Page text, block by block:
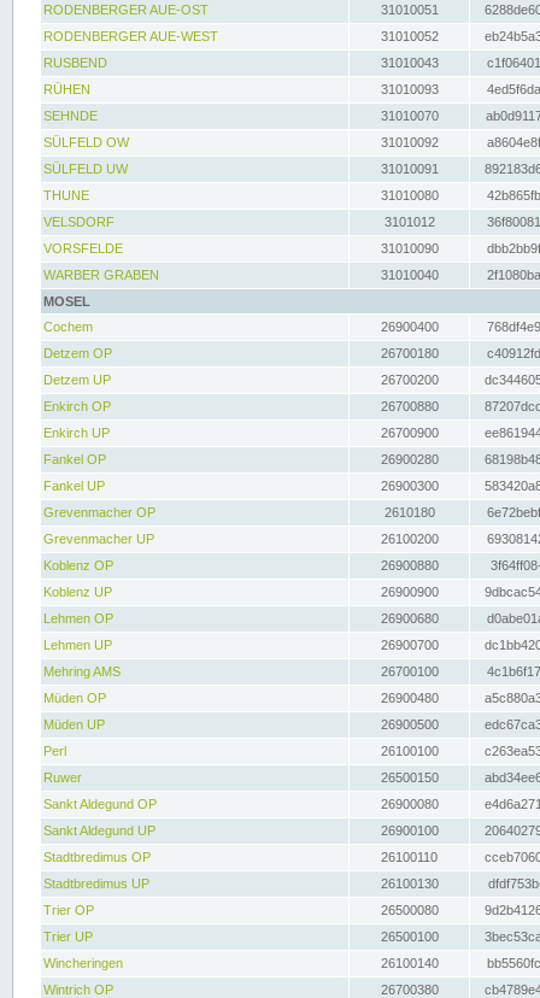
RODENBERGER AUE-OST
31010051
RODENBERGER AUE-WEST
31010052
RUSBEND
31010043
RÜHEN
31010093
SEHNDE
31010070
SÜLFELD OW
31010092
SÜLFELD UW
31010091
THUNE
31010080
VELSDORF
3101012
VORSFELDE
31010090
WARBER GRABEN
31010040
MOSEL
Cochem
26900400
Detzem OP
26700180
Detzem UP
26700200
Enkirch OP
26700880
Enkirch UP
26700900
Fankel OP
26900280
Fankel UP
26900300
Grevenmacher OP
2610180
Grevenmacher UP
26100200
Koblenz OP
26900880
Koblenz UP
26900900
Lehmen OP
26900680
Lehmen UP
26900700
Mehring AMS
26700100
Müden OP
26900480
Müden UP
26900500
Perl
26100100
Ruwer
26500150
Sankt Aldegund OP
26900080
Sankt Aldegund UP
26900100
Stadtbredimus OP
26100110
Stadtbredimus UP
26100130
Trier OP
26500080
Trier UP
26500100
Wincheringen
26100140
Wintrich OP
26700380